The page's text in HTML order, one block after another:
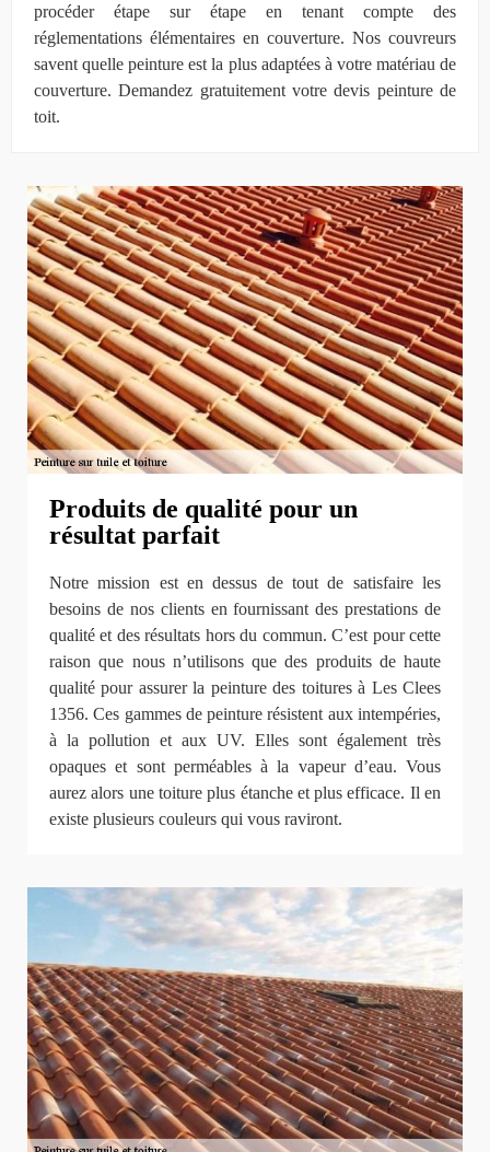
procéder étape sur étape en tenant compte des
réglementations élémentaires en couverture. Nos couvreurs
savent quelle peinture est la plus adaptées à votre matériau de
couverture. Demandez gratuitement votre devis peinture de
toit.
Produits de qualité pour un
résultat parfait
Notre mission est en dessus de tout de satisfaire les
besoins de nos clients en fournissant des prestations de
qualité et des résultats hors du commun. C’est pour cette
raison que nous n’utilisons que des produits de haute
qualité pour assurer la peinture des toitures à Les Clees
1356. Ces gammes de peinture résistent aux intempéries,
à la pollution et aux UV. Elles sont également très
opaques et sont perméables à la vapeur d’eau. Vous
aurez alors une toiture plus étanche et plus efficace. Il en
existe plusieurs couleurs qui vous raviront.